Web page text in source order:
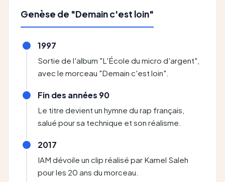
Genèse de "Demain c'est loin"
1997
Sortie de l'album "L'École du micro d'argent",
avec le morceau "Demain c'est loin".
Fin des années 90
Le titre devient un hymne du rap français,
salué pour sa technique et son réalisme.
2017
IAM dévoile un clip réalisé par Kamel Saleh
pour les 20 ans du morceau.